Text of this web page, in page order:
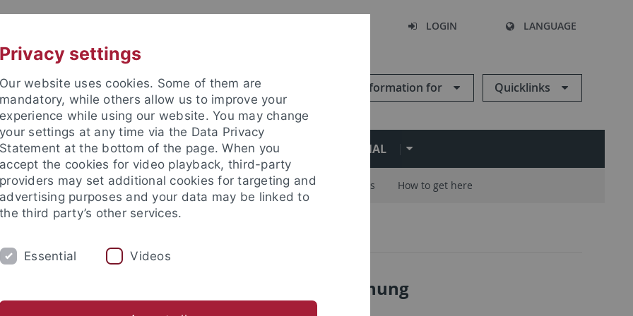
LOGIN LANGUAGE
Information for Quicklinks
RESEARCH FACILITIES INTERNATIONAL
News and publications Life on campus Public engagement Careers How to get here
Uni Tübingen aktuell Nr. 5/2012: Forschung
Privacy settings
Our website uses cookies. Some of them are
mandatory, while others allow us to improve your
experience while using our website. You may change
your settings at any time via the Data Privacy
Statement at the bottom of the page. When you
accept the cookies for video playback, third-party
providers may set additional cookies for targeting and
advertising purposes and your data may be linked to
the third party’s other services.
Essential Videos